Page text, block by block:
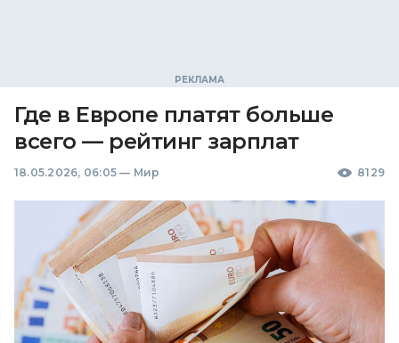
Где в Европе платят больше
всего — рейтинг зарплат
18.05.2026, 06:05 — Мир 8129